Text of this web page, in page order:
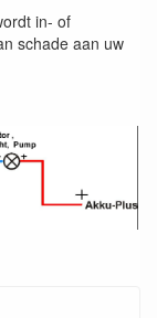
in- of
schade aan uw